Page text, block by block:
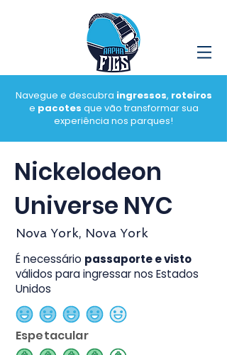
Navegue e descubra ingressos, roteiros
e pacotes que vão transformar sua
experiência nos parques!
Nickelodeon
Universe NYC
Nova York, Nova York
É necessário passaporte e visto
válidos para ingressar nos Estados
Unidos
classificação média é 4 de 5
Espetacular